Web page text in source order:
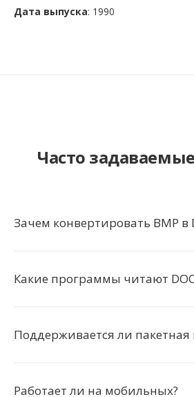
Дата выпуска: 1990
Часто
Зачем конвертировать BMP в
Какие программы читают
Поддерживается ли пакетная
Работает ли на мобильных?